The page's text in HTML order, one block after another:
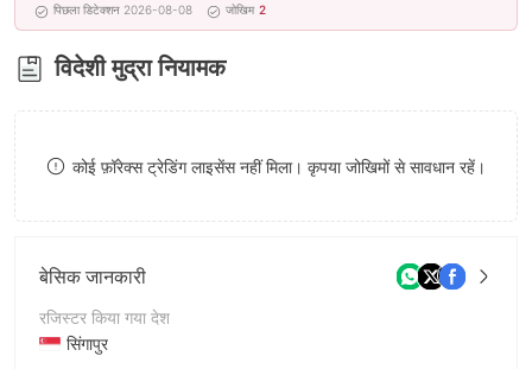
6
7
8
9
4
5
6
7
6
7
8
9
पिछला डिटेक्शन 2026-08-08 जोखिम 2
विदेशी मुद्रा नियामक
कोई फ़ॉरेक्स ट्रेडिंग लाइसेंस नहीं मिला। कृपया जोखिमों से सावधान रहें।
बेसिक जानकारी
रजिस्टर किया गया देश
सिंगापुर